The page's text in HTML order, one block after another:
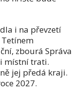
i na převzetí
zbourá Správa
místní trati.
jej předá kraji.
2027.